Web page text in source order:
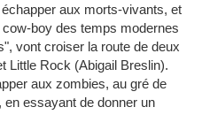
aux morts-vivants, et
boy des temps modernes
vont croiser la route de deux
Little Rock (Abigail Breslin).
aux zombies, au gré de
essayant de donner un